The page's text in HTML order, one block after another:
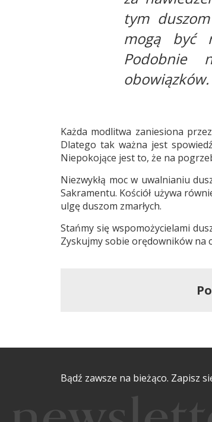
tym
mogą być
Podobnie
obowiązków.
Każda modlitwa zaniesiona
Dlatego tak ważna jest
Niepokojące jest to, że na
Niezwykłą moc w uwalnianiu
Sakramentu. Kościół używa
ulgę duszom zmarłych.
Stańmy się wspomożycielami
Zyskujmy sobie orędowników na
Bądź zawsze na bieżąco. Zapisz